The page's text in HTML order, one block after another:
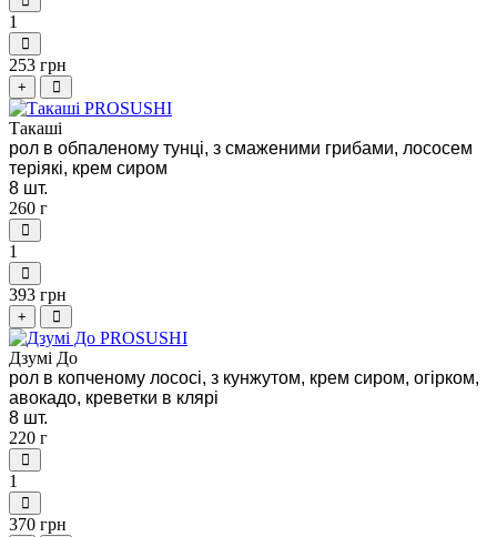
1
253 грн
+
Такаші
рол в обпаленому тунці, з смаженими грибами, лососем
теріякі, крем сиром
8 шт.
260 г
1
393 грн
+
Дзумі До
рол в копченому лососі, з кунжутом, крем сиром, огірком,
авокадо, креветки в клярі
8 шт.
220 г
1
370 грн